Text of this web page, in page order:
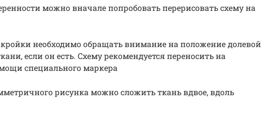
можно вначале попробовать перерисовать схему на
необходимо обращать внимание на положение долевой
если он есть. Схему рекомендуется переносить на
специального маркера
рисунка можно сложить ткань вдвое, вдоль